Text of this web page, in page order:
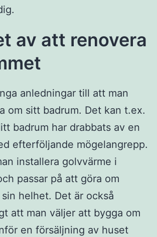
av att renovera
anledningar till att man
om sitt badrum. Det kan t.ex.
badrum har drabbats av en
efterföljande mögelangrepp.
installera golvvärme i
passar på att göra om
helhet. Det är också
att man väljer att bygga om
en försäljning av huset